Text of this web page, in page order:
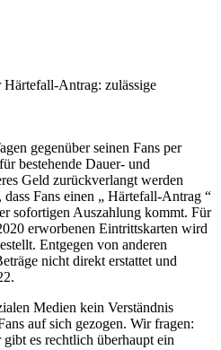
Härtefall-Antrag: zulässige
gegenüber seinen Fans per
bestehende Dauer- und
Geld zurückverlangt werden
Fans einen „ Härtefall-Antrag “
sofortigen Auszahlung kommt. Für
erworbenen Eintrittskarten wird
Entgegen von anderen
nicht direkt erstattet und
Medien kein Verständnis
auf sich gezogen. Wir fragen:
es rechtlich überhaupt ein